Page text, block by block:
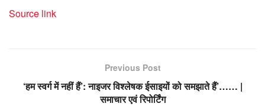
Source link
Previous Post
‘हम स्वर्ग में नहीं हैं’: नाइजर विश्लेषक ईसाइयों को समझाते हैं’…… |
समाचार एवं रिपोर्टिंग